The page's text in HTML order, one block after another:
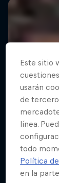
Este sitio
usarán
de
línea.
todo
Política
en la